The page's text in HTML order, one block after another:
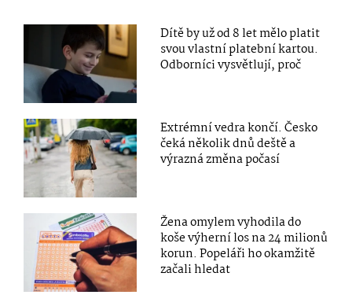
Dítě by už od 8 let mělo platit
svou vlastní platební kartou.
Odborníci vysvětlují, proč
Extrémní vedra končí. Česko
čeká několik dnů deště a
výrazná změna počasí
Žena omylem vyhodila do
koše výherní los na 24 milionů
korun. Popeláři ho okamžitě
začali hledat